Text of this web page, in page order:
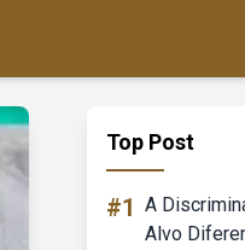
Top Post
#1 A
Alvo